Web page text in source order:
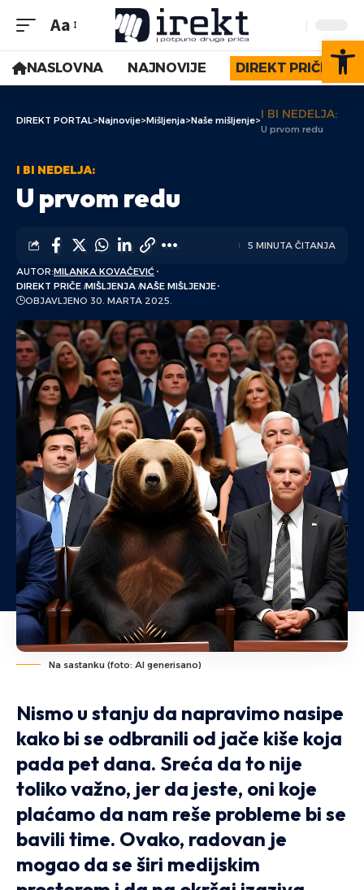
Aa
NASLOVNA NAJNOVIJE DIREKT PRIČE
DIREKT PORTAL>Najnovije>Mišljenja>Naše mišljenje>I BI NEDELJA:
U prvom redu
I BI NEDELJA:
U prvom redu
AUTOR:MILANKA KOVAČEVIĆ
DIREKT PRIČE MIŠLJENJA NAŠE MIŠLJENJE
OBJAVLJENO 30. MARTA 2025.
5 MINUTA ČITANJA
Na sastanku (foto: AI generisano)
Nismo u stanju da napravimo nasipe
kako bi se odbranili od jače kiše koja
pada pet dana. Sreća da to nije
toliko važno, jer da jeste, oni koje
plaćamo da nam reše probleme bi se
bavili time. Ovako, radovan je
mogao da se širi medijskim